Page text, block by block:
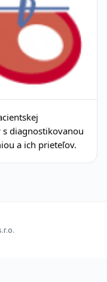
diagnostikovanou
a ich prieteľov.